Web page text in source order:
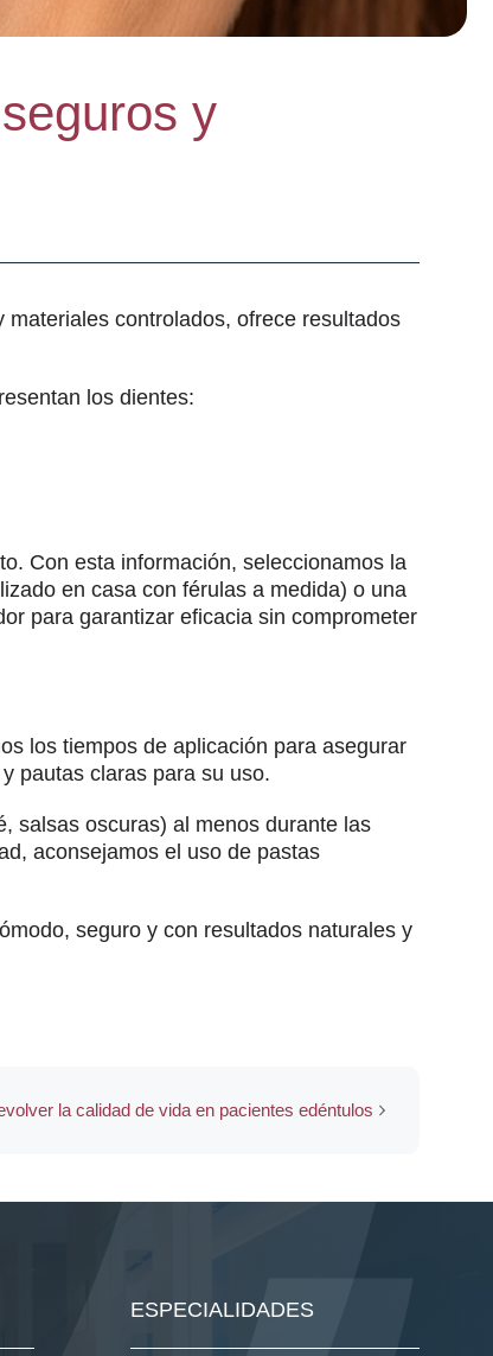
y
controlados, ofrece resultados
los dientes:
Con esta información, seleccionamos la
en casa con férulas a medida) o una
para garantizar eficacia sin comprometer
los tiempos de aplicación para asegurar
pautas claras para su uso.
salsas oscuras) al menos durante las
aconsejamos el uso de pastas
seguro y con resultados naturales y
la calidad de vida en pacientes edéntulos
ESPECIALIDADES